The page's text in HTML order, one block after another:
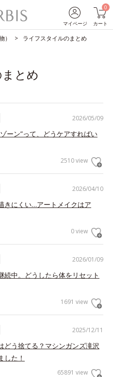
マイページ
0
カート
） ライフスタイルのまとめ
とめ
2026/05/09
ーン”って、どうケアすればい
2510 view
2026/04/10
きにくい…アートメイクはア
0 view
2026/01/09
続中。どうしたら体をリセット
1691 view
2025/12/11
どう捨てる？マシンガンズ滝沢
した！
65891 view